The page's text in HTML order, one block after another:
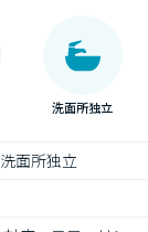
洗面所独立
面所独立